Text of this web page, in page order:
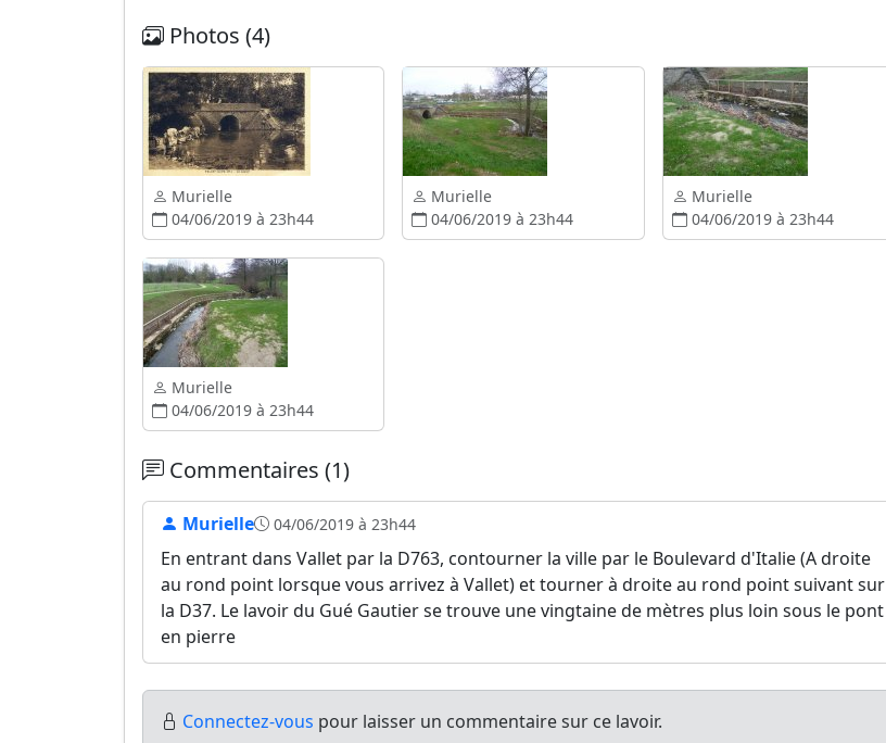
Photos (4)
Murielle
04/06/2019 à 23h44
Murielle
04/06/2019 à 23h44
Murielle
04/06/2019 à 23h44
Murielle
04/06/2019 à 23h44
Commentaires (1)
Murielle 04/06/2019 à 23h44
En entrant dans Vallet par la D763, contourner la ville par le Boulevard d'Italie (A droite
au rond point lorsque vous arrivez à Vallet) et tourner à droite au rond point suivant sur
la D37. Le lavoir du Gué Gautier se trouve une vingtaine de mètres plus loin sous le pont
en pierre
Connectez-vous pour laisser un commentaire sur ce lavoir.